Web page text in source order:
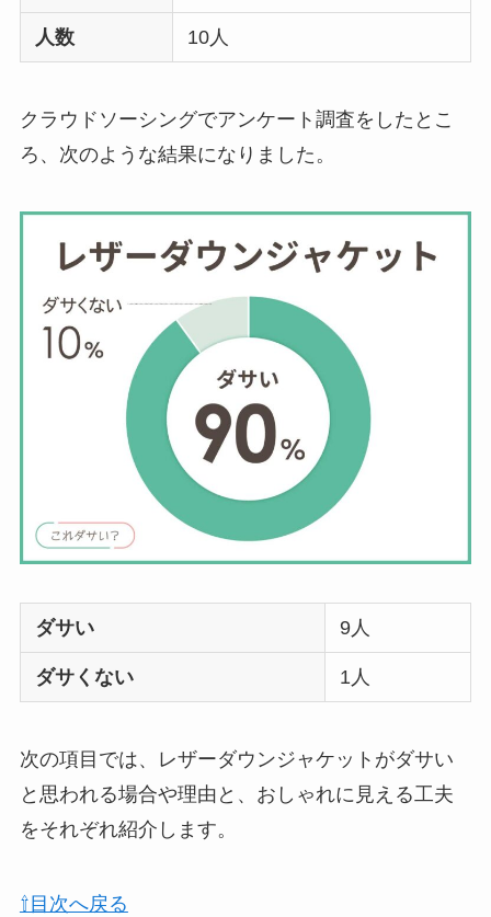
人数 10人
クラウドソーシングでアンケート調査をしたとこ
ろ、次のような結果になりました。
ダサい 9人
ダサくない 1人
次の項目では、レザーダウンジャケットがダサい
と思われる場合や理由と、おしゃれに見える工夫
をそれぞれ紹介します。
⇧目次へ戻る